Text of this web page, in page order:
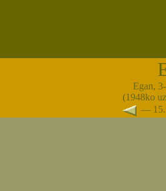
Egan,
(1948ko
— 15.